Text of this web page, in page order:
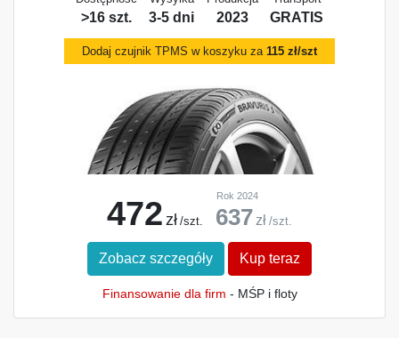
>16 szt. 3-5 dni 2023 GRATIS
Dodaj czujnik TPMS w koszyku za 115 zł/szt
472 zł /szt.
Rok 2024
637 zł /szt.
Zobacz szczegóły Kup teraz
Finansowanie dla firm - MŚP i floty